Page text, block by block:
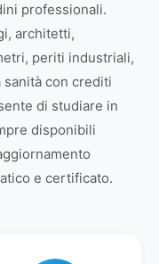
professionali.
architetti,
periti industriali,
con crediti
di studiare in
disponibili
e certificato.